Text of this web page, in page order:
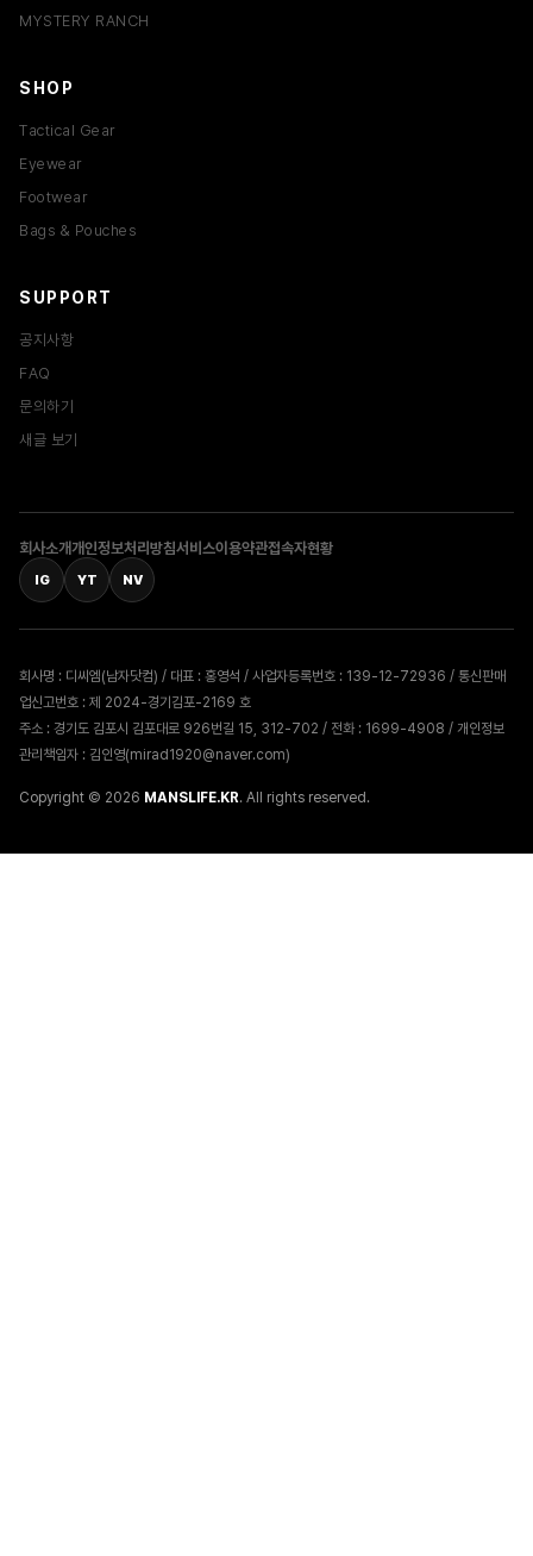
MYSTERY RANCH
SHOP
Tactical Gear
Eyewear
Footwear
Bags & Pouches
SUPPORT
공지사항
FAQ
문의하기
새글 보기
회사소개개인정보처리방침서비스이용약관접속자현황
IG YT NV
회사명 : 디씨엠(남자닷컴) / 대표 : 홍영석 / 사업자등록번호 : 139-12-72936 / 통신판매
업신고번호 : 제 2024-경기김포-2169 호
주소 : 경기도 김포시 김포대로 926번길 15, 312-702 / 전화 : 1699-4908 / 개인정보
관리책임자 : 김인영(mirad1920@naver.com)
Copyright © 2026 MANSLIFE.KR. All rights reserved.